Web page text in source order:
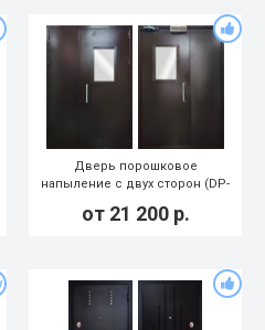
Дверь порошковое
напыление с двух сторон (DP-
от 21 200р.